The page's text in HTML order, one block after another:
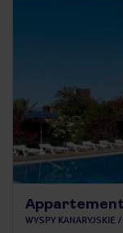
WYSPY KANARYJSKIE